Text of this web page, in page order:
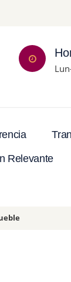
Relevante